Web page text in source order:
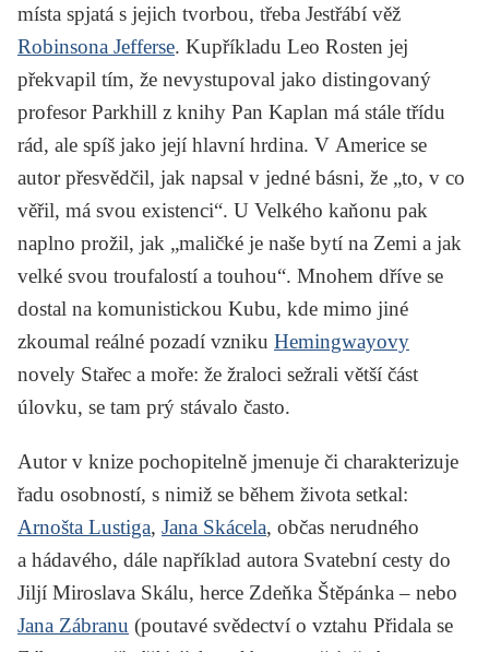
místa spjatá s jejich tvorbou, třeba Jestřábí věž
Robinsona Jefferse. Kupříkladu Leo Rosten jej
překvapil tím, že nevystupoval jako distingovaný
profesor Parkhill z knihy Pan Kaplan má stále třídu
rád, ale spíš jako její hlavní hrdina. V Americe se
autor přesvědčil, jak napsal v jedné básni, že „to, v co
věřil, má svou existenci“. U Velkého kaňonu pak
naplno prožil, jak „maličké je naše bytí na Zemi a jak
velké svou troufalostí a touhou“. Mnohem dříve se
dostal na komunistickou Kubu, kde mimo jiné
zkoumal reálné pozadí vzniku Hemingwayovy
novely Stařec a moře: že žraloci sežrali větší část
úlovku, se tam prý stávalo často.
Autor v knize pochopitelně jmenuje či charakterizuje
řadu osobností, s nimiž se během života setkal:
Arnošta Lustiga, Jana Skácela, občas nerudného
a hádavého, dále například autora Svatební cesty do
Jiljí Miroslava Skálu, herce Zdeňka Štěpánka – nebo
Jana Zábranu (poutavé svědectví o vztahu Přidala se